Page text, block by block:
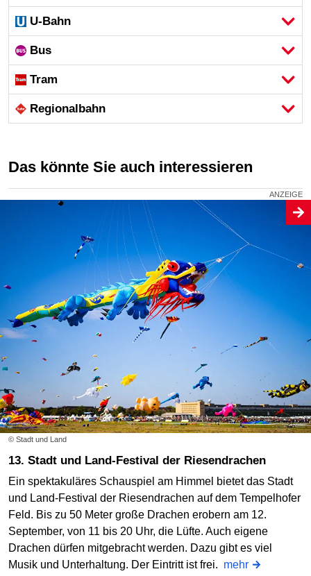
U-Bahn
Bus
Tram
Regional­bahn
Das könnte Sie auch interessieren
© Stadt und Land
13. Stadt und Land-Festival der Riesendrachen
Ein spektakuläres Schauspiel am Himmel bietet das Stadt
und Land-Festival der Riesendrachen auf dem Tempelhofer
Feld. Bis zu 50 Meter große Drachen erobern am 12.
September, von 11 bis 20 Uhr, die Lüfte. Auch eigene
Drachen dürfen mitgebracht werden. Dazu gibt es viel
Musik und Unterhaltung. Der Eintritt ist frei. mehr